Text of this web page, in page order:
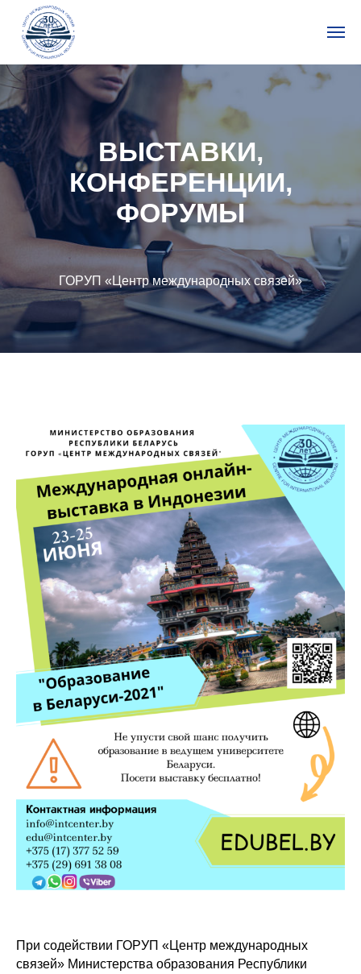
ВЫСТАВКИ,
КОНФЕРЕНЦИИ,
ФОРУМЫ
ГОРУП «Центр международных связей»
При содействии ГОРУП «Центр международных
связей» Министерства образования Республики